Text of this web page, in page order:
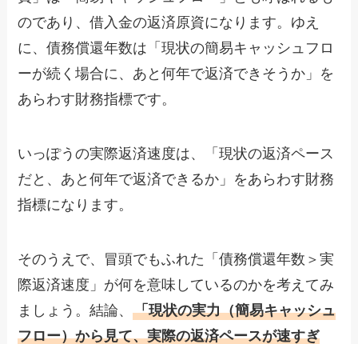
のであり、借入金の返済原資になります。ゆえ
に、債務償還年数は「現状の簡易キャッシュフロ
ーが続く場合に、あと何年で返済できそうか」を
あらわす財務指標です。
いっぽうの実際返済速度は、「現状の返済ペース
だと、あと何年で返済できるか」をあらわす財務
指標になります。
そのうえで、冒頭でもふれた「債務償還年数＞実
際返済速度」が何を意味しているのかを考えてみ
ましょう。結論、「現状の実力（簡易キャッシュ
フロー）から見て、実際の返済ペースが速すぎ